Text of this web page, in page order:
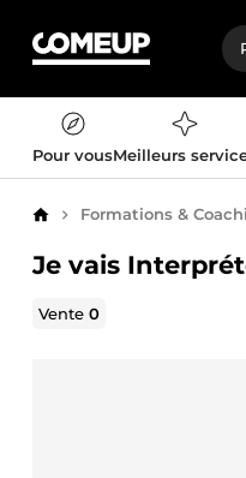
Pour vousMeilleurs
AccueilFormations &
Je vais
Vente0